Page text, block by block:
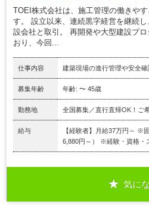
TOEI株式会社は、施工管理の働きや
す。 設立以来、連続黒字経営を継続
設会社と取引。 再開発や大型建設プ
おり、今回...
仕事内容 建築現場の進行管理や安全
募集年齢 年齢: 〜 45歳
勤務地 全国募集／直行直帰OK！ご
給与
【経験者】月給37万円～ ※
6,880円～） ※経験・資格・
気に